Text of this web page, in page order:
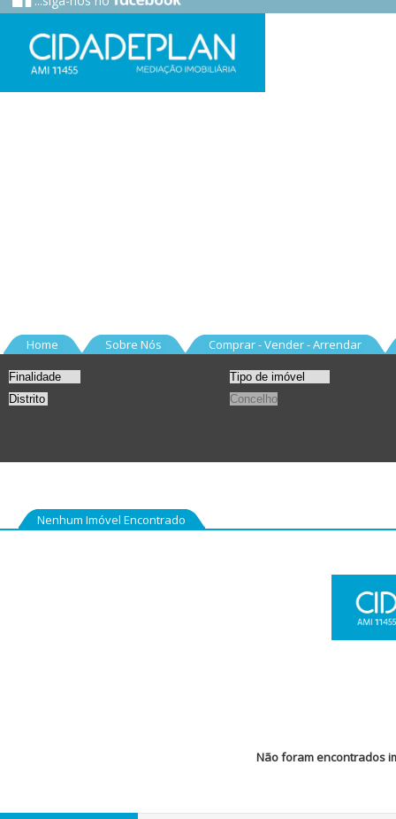
Home Sobre Nós Comprar - Vender - Arrendar
Nenhum Imóvel Encontrado
Não foram encontrados